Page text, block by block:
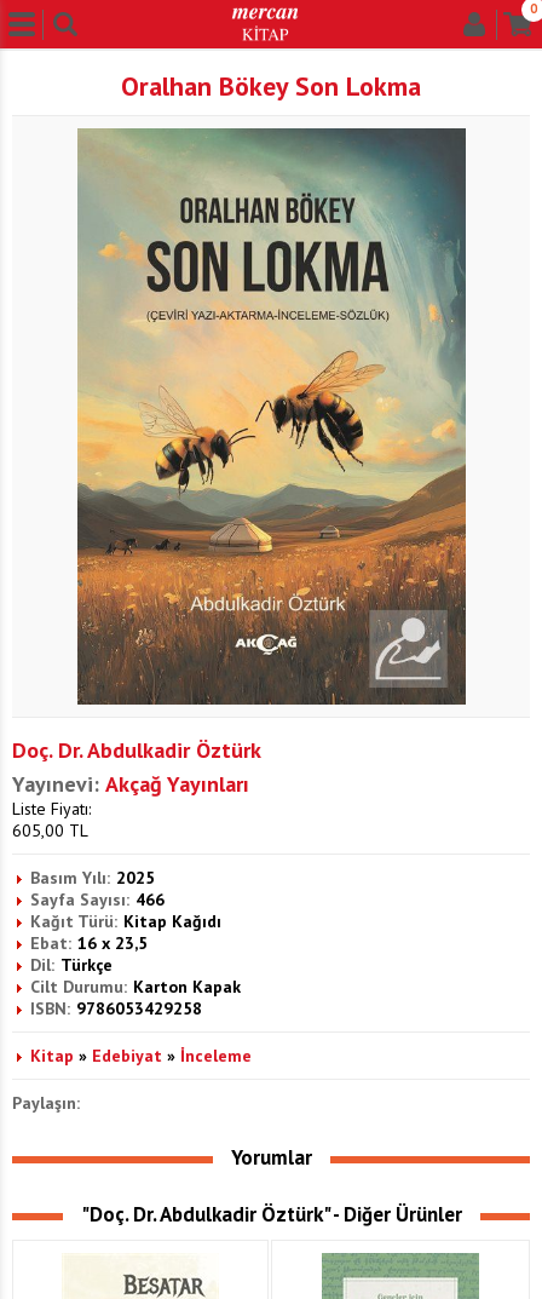
0
Oralhan Bökey Son Lokma
Doç. Dr. Abdulkadir Öztürk
Yayınevi: Akçağ Yayınları
Liste Fiyatı:
605,00 TL
Basım Yılı: 2025
Sayfa Sayısı: 466
Kağıt Türü: Kitap Kağıdı
Ebat: 16 x 23,5
Dil: Türkçe
Cilt Durumu: Karton Kapak
ISBN: 9786053429258
Kitap » Edebiyat » İnceleme
Paylaşın:
Yorumlar
"Doç. Dr. Abdulkadir Öztürk" - Diğer Ürünler